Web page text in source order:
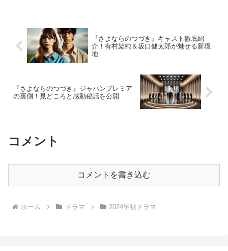
『さよならのつづき』キャスト徹底紹
介！有村架純＆坂口健太郎が魅せる新境
地
『さよならのつづき』ジャパンプレミア
の裏側！見どころと感動秘話を公開
コメント
コメントを書き込む
ホーム ドラマ 2024年秋ドラマ